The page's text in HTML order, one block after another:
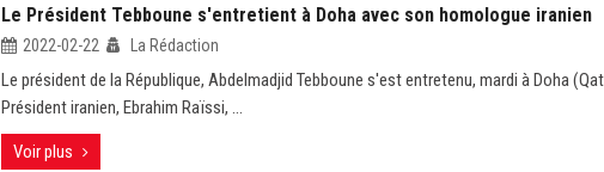
Le Président Tebboune s'entretient à Doha avec son homologue iranien
2022-02-22 La Rédaction
Le président de la République, Abdelmadjid Tebboune s'est entretenu, mardi à Doha
Président iranien, Ebrahim Raïssi, ...
Voir plus